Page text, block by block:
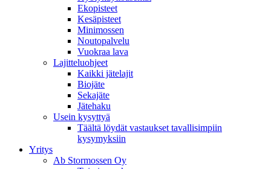
Ekopisteet
Kesäpisteet
Minimossen
Noutopalvelu
Vuokraa lava
Lajitteluohjeet
Kaikki jätelajit
Biojäte
Sekajäte
Jätehaku
Usein kysyttyä
Täältä löydät vastaukset tavallisimpiin
kysymyksiin
Yritys
Ab Stormossen Oy